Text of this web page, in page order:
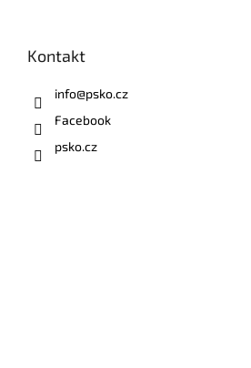
Kontakt
info@psko.cz
Facebook
psko.cz